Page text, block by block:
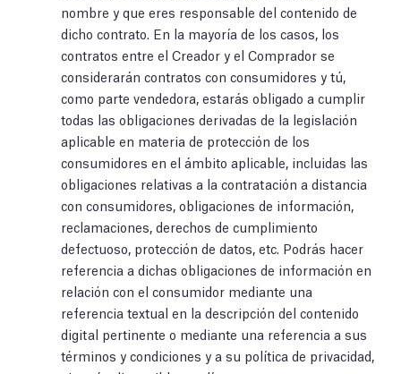
nombre y que eres responsable del contenido de
dicho contrato. En la mayoría de los casos, los
contratos entre el Creador y el Comprador se
considerarán contratos con consumidores y tú,
como parte vendedora, estarás obligado a cumplir
todas las obligaciones derivadas de la legislación
aplicable en materia de protección de los
consumidores en el ámbito aplicable, incluidas las
obligaciones relativas a la contratación a distancia
con consumidores, obligaciones de información,
reclamaciones, derechos de cumplimiento
defectuoso, protección de datos, etc. Podrás hacer
referencia a dichas obligaciones de información en
relación con el consumidor mediante una
referencia textual en la descripción del contenido
digital pertinente o mediante una referencia a sus
términos y condiciones y a su política de privacidad,